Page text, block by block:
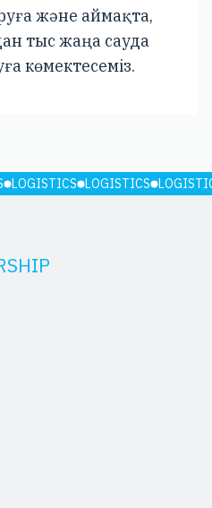
және аймақта,
тыс жаңа сауда
көмектесеміз.
LOGISTICS LOGISTICS